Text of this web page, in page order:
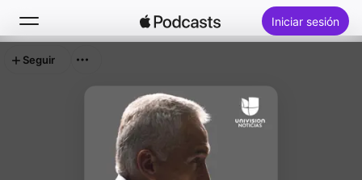
Iniciar sesión
Seguir